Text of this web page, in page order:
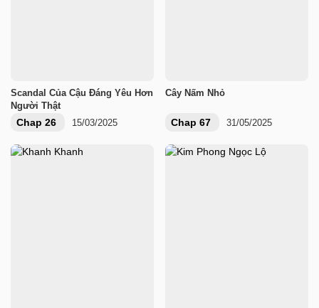
Scandal Của Cậu Đáng Yêu Hơn
Người Thật
Chap 26 15/03/2025
Cây Nấm Nhỏ
Chap 67 31/05/2025